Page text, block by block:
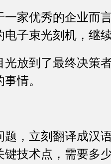
优秀的企业而言
子束光刻机，继续
放到了最终决策
情。
立刻翻译成汉
技术点，需要多